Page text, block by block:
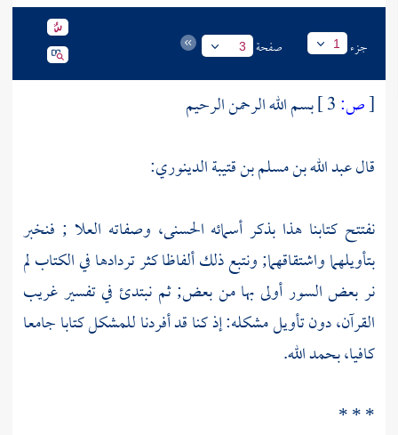
جزء 1 صفحة 3
[ص:
بسم الله الرحمن الرحيم
قالعبد الله بن مسلم بن قتيبة الدينوري:
نفتتح كتابنا هذا بذكر أسمائه الحسنى، وصفاته العلا ; فنخبر
بتأويلهما واشتقاقهما; ونتبع ذلك ألفاظا كثر تردادها في الكتاب لم
نر بعض السور أولى بها من بعض; ثم نبتدئ في تفسير غريب
القرآن، دون تأويل مشكله: إذ كنا قد أفردنا للمشكل كتابا جامعا
كافيا، بحمد الله.
* * *